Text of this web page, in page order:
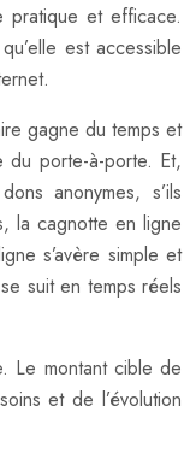
pratique et efficace.
est accessible
gagne du temps et
du porte-à-porte. Et,
anonymes, s’ils
la cagnotte en ligne
s’avère simple et
suit en temps réels
Le montant cible de
et de l’évolution